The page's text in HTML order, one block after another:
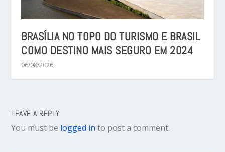
BRASÍLIA NO TOPO DO TURISMO E BRASIL
COMO DESTINO MAIS SEGURO EM 2024
06/08/2026
LEAVE A REPLY
You must be logged in to post a comment.